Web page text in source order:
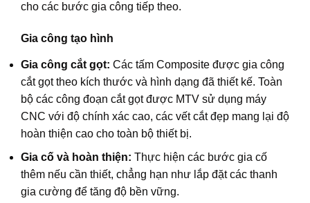
cho các bước gia công tiếp theo.
Gia công tạo hình
Gia công cắt gọt: Các tấm Composite được gia công
cắt gọt theo kích thước và hình dạng đã thiết kế. Toàn
bộ các công đoạn cắt gọt được MTV sử dụng máy
CNC với độ chính xác cao, các vết cắt đẹp mang lại độ
hoàn thiện cao cho toàn bộ thiết bị.
Gia cố và hoàn thiện: Thực hiện các bước gia cố
thêm nếu cần thiết, chẳng hạn như lắp đặt các thanh
gia cường để tăng độ bền vững.